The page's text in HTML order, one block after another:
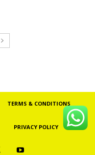
TERMS & CONDITIONS
PRIVACY POLICY